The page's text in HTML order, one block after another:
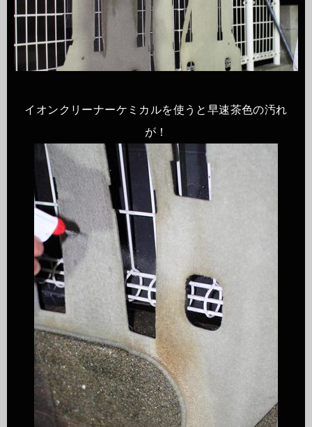
イオンクリーナーケミカルを使うと早速茶色の汚れ
が！